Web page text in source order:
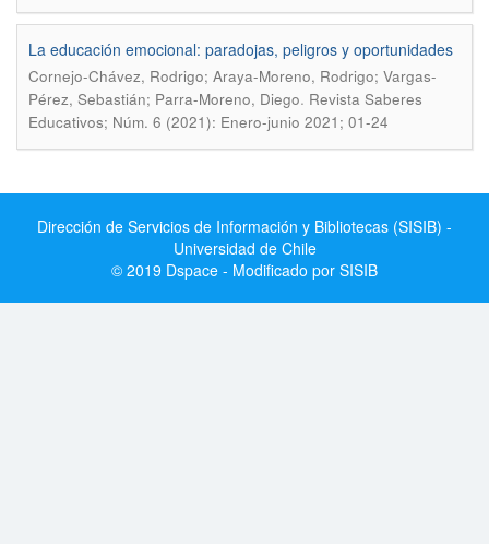
La educación emocional: paradojas, peligros y oportunidades
Cornejo-Chávez, Rodrigo; Araya-Moreno, Rodrigo; Vargas-
Pérez, Sebastián; Parra-Moreno, Diego. Revista Saberes
Educativos; Núm. 6 (2021): Enero-junio 2021; 01-24
Dirección de Servicios de Información y Bibliotecas (SISIB) -
Universidad de Chile
© 2019 Dspace - Modificado por SISIB